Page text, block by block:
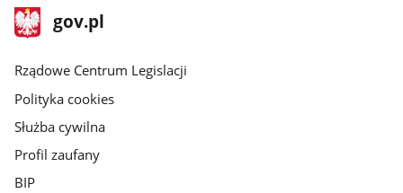
stopka
gov.plStrona
gov.pl
Rządowe Centrum Legislacji
Polityka cookies
Służba cywilna
Profil zaufany
BIP